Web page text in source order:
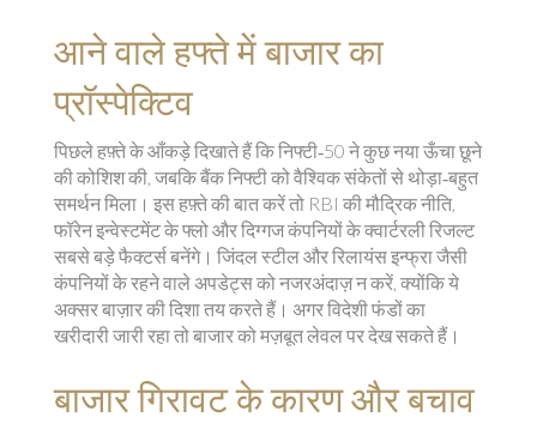
आने वाले हफ्ते में बाजार का
प्रॉस्पेक्टिव
पिछले हफ़्ते के आँकड़े दिखाते हैं कि निफ्टी‑50 ने कुछ नया ऊँचा छूने
की कोशिश की, जबकि बैंक निफ्टी को वैश्विक संकेतों से थोड़ा‑बहुत
समर्थन मिला। इस हफ़्ते की बात करें तो RBI की मौद्रिक नीति,
फॉरेन इन्वेस्टमेंट के फ्लो और दिग्गज कंपनियों के क्वार्टरली रिजल्ट
सबसे बड़े फैक्टर्स बनेंगे। जिंदल स्टील और रिलायंस इन्फ्रा जैसी
कंपनियों के रहने वाले अपडेट्स को नजरअंदाज़ न करें, क्योंकि ये
अक्सर बाज़ार की दिशा तय करते हैं। अगर विदेशी फंडों का
खरीदारी जारी रहा तो बाजार को मज़बूत लेवल पर देख सकते हैं।
बाजार गिरावट के कारण और बचाव